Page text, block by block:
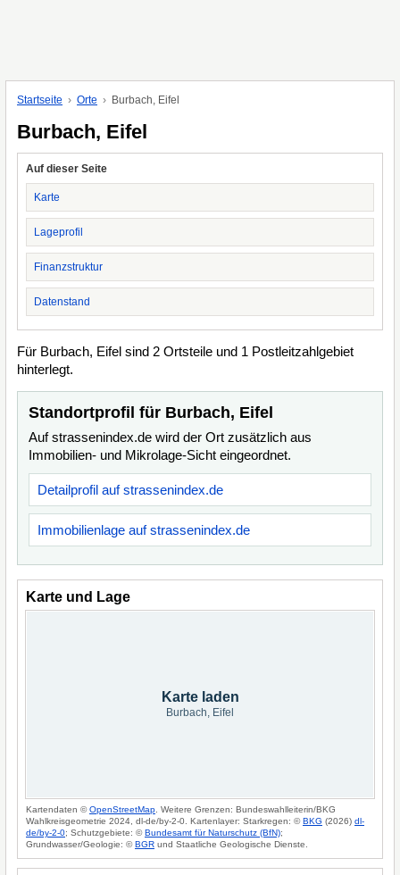
Startseite Orte Burbach, Eifel
Burbach, Eifel
Auf dieser Seite
Karte
Lageprofil
Finanzstruktur
Datenstand
Für Burbach, Eifel sind 2 Ortsteile und 1 Postleitzahlgebiet
hinterlegt.
Standortprofil für Burbach, Eifel
Auf strassenindex.de wird der Ort zusätzlich aus
Immobilien- und Mikrolage-Sicht eingeordnet.
Detailprofil auf strassenindex.de
Immobilienlage auf strassenindex.de
Karte und Lage
Karte laden
Burbach, Eifel
Kartendaten ©OpenStreetMap . Weitere Grenzen: Bundeswahlleiterin/BKG
Wahlkreisgeometrie 2024, dl-de/by-2-0. Kartenlayer: Starkregen: ©BKG (2026) dl-
de/by-2-0; Schutzgebiete: ©Bundesamt für Naturschutz (BfN);
Grundwasser/Geologie: ©BGR und Staatliche Geologische Dienste.